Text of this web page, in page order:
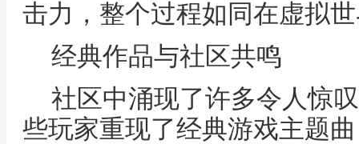
击力，整个过程如同在虚拟
经典作品与社区共鸣
社区中涌现了许多令人惊
些玩家重现了经典游戏主题